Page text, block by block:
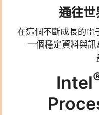
通往世
在這個不斷成長的電
一個穩定資料與訊
Intel